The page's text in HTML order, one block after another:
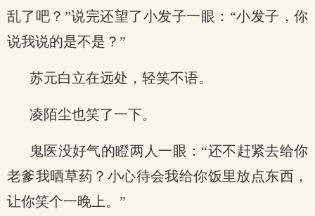
乱了吧？”说完还望了小发子一眼：“小发子，你
说我说的是不是？”
苏元白立在远处，轻笑不语。
凌陌尘也笑了一下。
鬼医没好气的瞪两人一眼：“还不赶紧去给你
老爹我晒草药？小心待会我给你饭里放点东西，
让你笑个一晚上。”